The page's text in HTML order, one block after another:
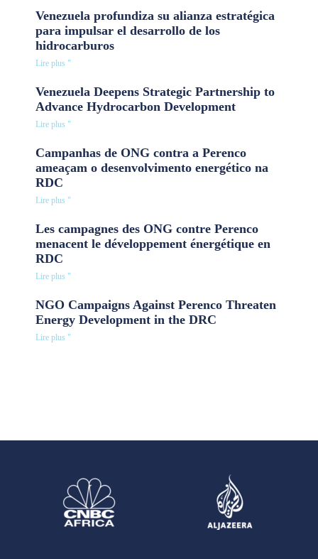
Venezuela profundiza su alianza estratégica
para impulsar el desarrollo de los
hidrocarburos
Lire plus "
Venezuela Deepens Strategic Partnership to
Advance Hydrocarbon Development
Lire plus "
Campanhas de ONG contra a Perenco
ameaçam o desenvolvimento energético na
RDC
Lire plus "
Les campagnes des ONG contre Perenco
menacent le développement énergétique en
RDC
Lire plus "
NGO Campaigns Against Perenco Threaten
Energy Development in the DRC
Lire plus "